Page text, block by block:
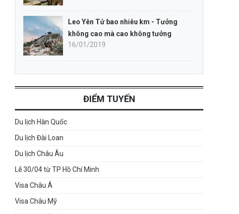
Leo Yên Tử bao nhiêu km - Tưởng
không cao mà cao không tưởng
16/01/2019
ĐIỂM TUYẾN
Du lịch Hàn Quốc
Du lịch Đài Loan
Du lịch Châu Âu
Lễ 30/04 từ TP Hồ Chí Minh
Visa Châu Á
Visa Châu Mỹ